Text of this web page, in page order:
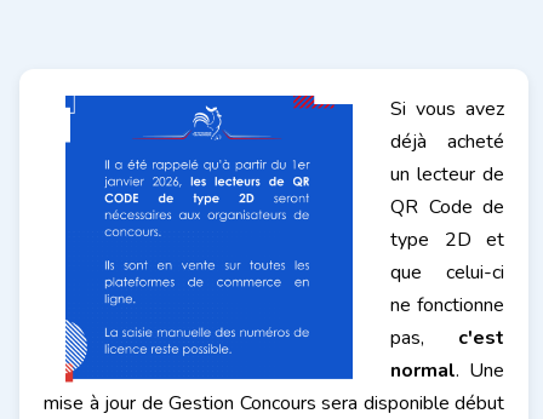
Si vous avez
déjà acheté
un lecteur de
QR Code de
type 2D et
que celui-ci
ne fonctionne
pas, c'est
normal. Une
mise à jour de Gestion Concours sera disponible début